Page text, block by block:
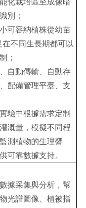
化栽培區至成像暗
別；
可容納植株從幼苗
不同生長期都可以
；
自動傳輸、自動存
配備管理平臺、支
驗中根據需求定制
溉量，模擬不同程
測植物的生理響
可靠數據支持。
據采集與分析，幫
光譜圖像、植被指